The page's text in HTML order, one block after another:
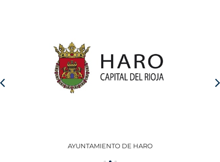
AYUNTAMIENTO DE HARO